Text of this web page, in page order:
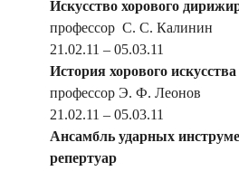
Искусство хорового
профессор С. С. Калинин
21.02.11 – 05.03.11
История хорового искусства
профессор Э. Ф. Леонов
21.02.11 – 05.03.11
Ансамбль ударных
репертуар